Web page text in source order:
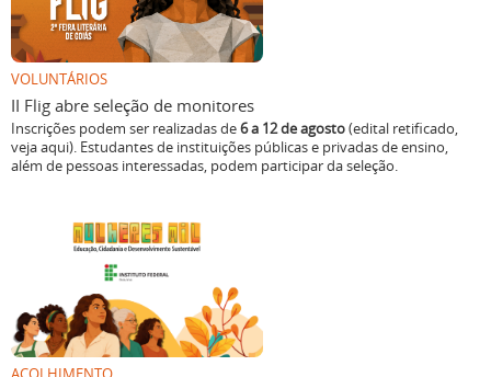
VOLUNTÁRIOS
II Flig abre seleção de monitores
Inscrições podem ser realizadas de6 a 12 de agosto(edital retificado,
veja aqui). Estudantes de instituições públicas e privadas de ensino,
além de pessoas interessadas, podem participar da seleção.